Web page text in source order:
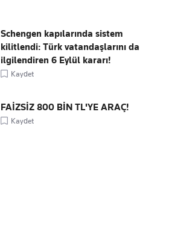
Schengen kapılarında sistem
kilitlendi: Türk vatandaşlarını da
ilgilendiren 6 Eylül kararı!
Kaydet
FAİZSİZ 800 BİN TL'YE ARAÇ!
Kaydet